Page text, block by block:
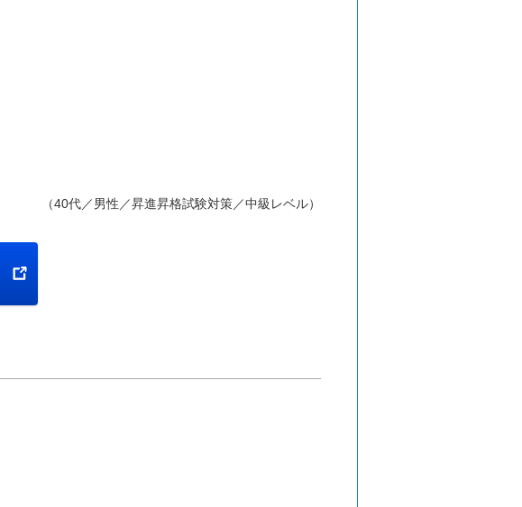
（40代／男性／昇進昇格試験対策／中級レベル）